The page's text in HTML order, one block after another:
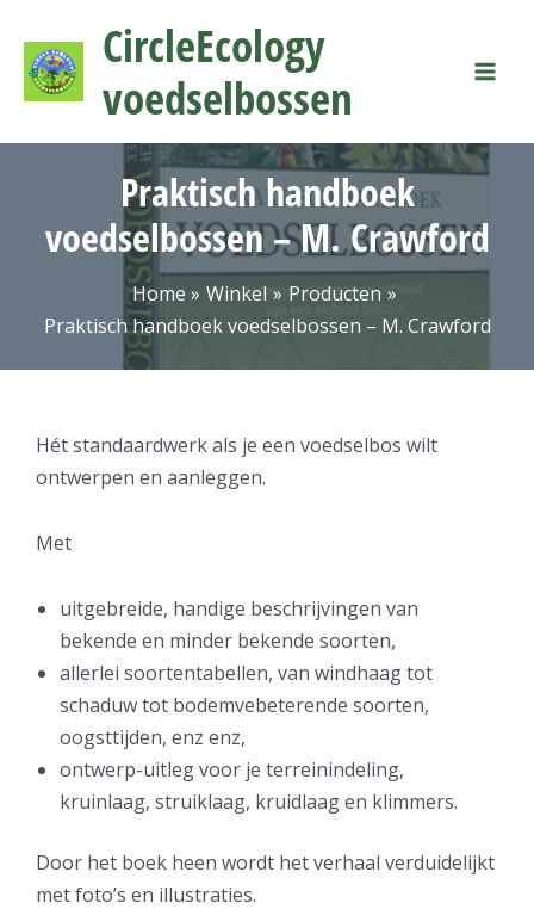
naar
CircleEcology
voedselbossen
Praktisch handboek
voedselbossen – M. Crawford
Home Winkel
Producten
Praktisch handboek voedselbossen – M. Crawford
Hét standaardwerk als je een voedselbos wilt
ontwerpen en aanleggen.
Met
uitgebreide, handige beschrijvingen van
bekende en minder bekende soorten,
allerlei soortentabellen, van windhaag tot
schaduw tot bodemvebeterende soorten,
oogsttijden, enz enz,
ontwerp-uitleg voor je terreinindeling,
kruinlaag, struiklaag, kruidlaag en klimmers.
Door het boek heen wordt het verhaal verduidelijkt
met foto’s en illustraties.